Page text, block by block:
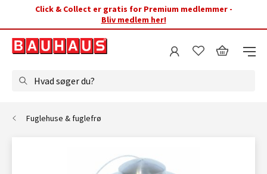
Click & Collect er gratis for Premium medlemmer -
Bliv medlem her!
Hvad søger du?
Fuglehuse & fuglefrø